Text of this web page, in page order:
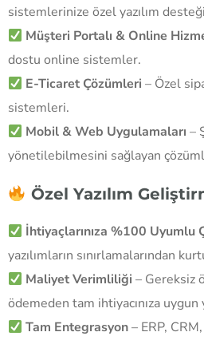
sistemlerinize özel yazılım
Müşteri Portalı & Online
dostu online sistemler.
E-Ticaret Çözümleri – Özel
sistemleri.
Mobil & Web Uygulamaları –
yönetilebilmesini sağlayan
Özel Yazılım
İhtiyaçlarınıza %100 Uyumlu
yazılımların sınırlamalarından
Maliyet Verimliliği – Gereksiz
ödemeden tam ihtiyacınıza uygun
Tam Entegrasyon– ERP,